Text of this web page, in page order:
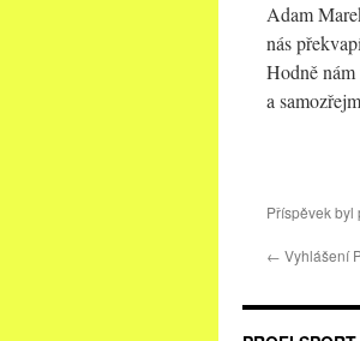
Adam
nás
Hodně nám
a
Příspěvek byl
← Vyhlášení